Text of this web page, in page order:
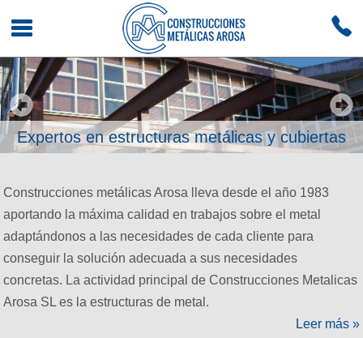
Expertos en estructuras metálicas y cubiertas
Construcciones metálicas Arosa lleva desde el año 1983
aportando la máxima calidad en trabajos sobre el metal
adaptándonos a las necesidades de cada cliente para
conseguir la solución adecuada a sus necesidades
concretas. La actividad principal de Construcciones Metalicas
Arosa SL es la estructuras de metal.
Leer más »